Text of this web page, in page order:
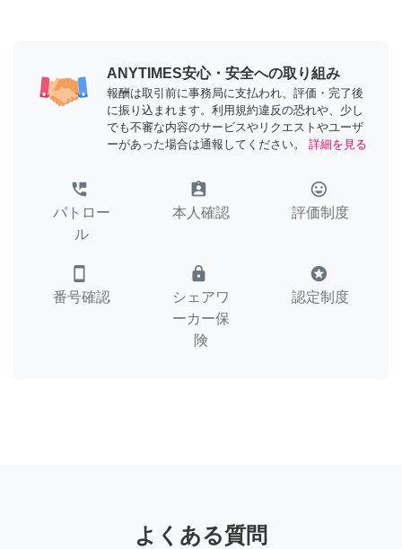
ANYTIMES安心・安全への取り組み
報酬は取引前に事務局に支払われ、評価・完了後
に振り込まれます。利用規約違反の恐れや、少し
でも不審な内容のサービスやリクエストやユーザ
ーがあった場合は通報してください。
詳細を見る
perm_phone_msg
パトロー
ル
assignment_ind
本人確認
tag_faces
評価制度
smartphone
番号確認
lock
シェアワ
ーカー保
険
stars
認定制度
よくある質問